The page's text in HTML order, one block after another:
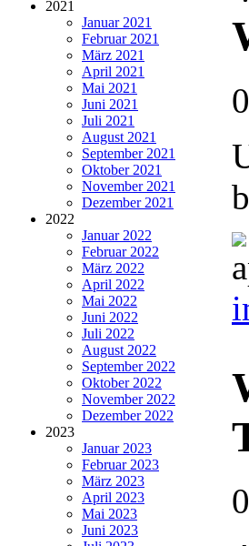
2021
Januar 2021
Februar 2021
März 2021
April 2021
Mai 2021
Juni 2021
Juli 2021
August 2021
September 2021
Oktober 2021
November 2021
Dezember 2021
2022
Januar 2022
Februar 2022
März 2022
April 2022
Mai 2022
Juni 2022
Juli 2022
August 2022
September 2022
Oktober 2022
November 2022
Dezember 2022
2023
Januar 2023
Februar 2023
März 2023
April 2023
Mai 2023
Juni 2023